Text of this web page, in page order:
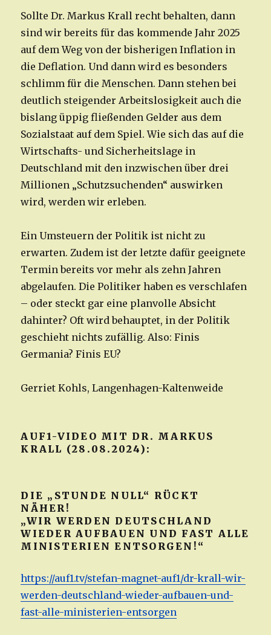
Sollte Dr. Markus Krall recht behalten, dann
sind wir bereits für das kommende Jahr 2025
auf dem Weg von der bisherigen Inflation in
die Deflation. Und dann wird es besonders
schlimm für die Menschen. Dann stehen bei
deutlich steigender Arbeitslosigkeit auch die
bislang üppig fließenden Gelder aus dem
Sozialstaat auf dem Spiel. Wie sich das auf die
Wirtschafts- und Sicherheitslage in
Deutschland mit den inzwischen über drei
Millionen „Schutzsuchenden“ auswirken
wird, werden wir erleben.
Ein Umsteuern der Politik ist nicht zu
erwarten. Zudem ist der letzte dafür geeignete
Termin bereits vor mehr als zehn Jahren
abgelaufen. Die Politiker haben es verschlafen
– oder steckt gar eine planvolle Absicht
dahinter? Oft wird behauptet, in der Politik
geschieht nichts zufällig. Also: Finis
Germania? Finis EU?
Gerriet Kohls, Langenhagen-Kaltenweide
AUF1-VIDEO MIT DR. MARKUS
KRALL (28.08.2024):
DIE „STUNDE NULL“ RÜCKT
NÄHER!
„WIR WERDEN DEUTSCHLAND
WIEDER AUFBAUEN UND FAST ALLE
MINISTERIEN ENTSORGEN!“
https://auf1.tv/stefan-magnet-auf1/dr-krall-wir-
werden-deutschland-wieder-aufbauen-und-
fast-alle-ministerien-entsorgen